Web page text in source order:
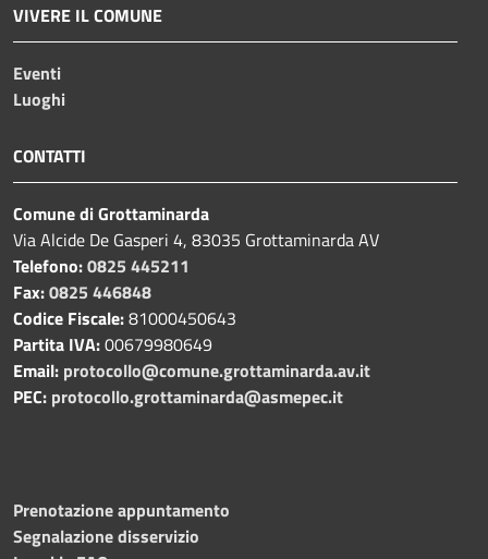
VIVERE IL COMUNE
Eventi
Luoghi
CONTATTI
Comune di Grottaminarda
Via Alcide De Gasperi 4, 83035 Grottaminarda AV
Telefono:0825 445211
Fax:0825 446848
Codice Fiscale:81000450643
Partita IVA:00679980649
Email: protocollo@comune.grottaminarda.av.it
PEC: protocollo.grottaminarda@asmepec.it
Prenotazione appuntamento
Segnalazione disservizio